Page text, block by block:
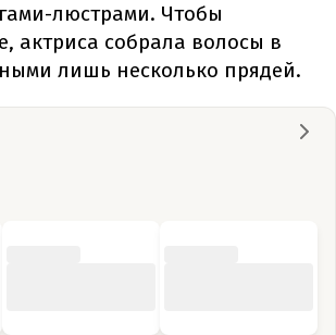
люстрами. Чтобы
актриса собрала волосы в
лишь несколько прядей.